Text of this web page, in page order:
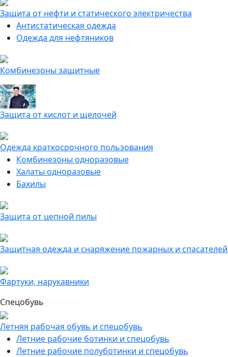
Защита от нефти и статического электричества
Антистатическая одежда
Одежда для нефтяников
Комбинезоны защитные
Защита от кислот и щелочей
Одежда краткосрочного пользования
Комбинезоны одноразовые
Халаты одноразовые
Бахилы
Защита от цепной пилы
Защитная одежда и снаряжение пожарных и спасателей
Фартуки, нарукавники
Спецобувь
Летняя рабочая обувь и спецобувь
Летние рабочие ботинки и спецобувь
Летние рабочие полуботинки и спецобувь